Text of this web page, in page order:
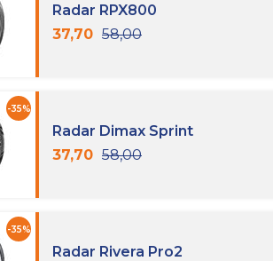
Radar RPX800
37,70 58,00
-35%
Radar Dimax Sprint
37,70 58,00
-35%
Radar Rivera Pro2